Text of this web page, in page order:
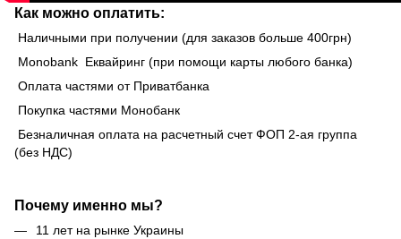
Как можно оплатить:
Наличными при получении (для заказов больше 400грн)
Monobank Еквайринг (при помощи карты любого банка)
Оплата частями от Приватбанка
Покупка частями Монобанк
Безналичная оплата на расчетный счет ФОП 2-ая группа
(без НДС)
Почему именно мы?
11 лет на рынке Украины